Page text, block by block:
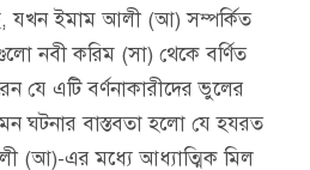
যখন ইমাম আলী (আ) সম্পর্কিত
নবী করিম (সা) থেকে বর্ণিত
যে এটি বর্ণনাকারীদের ভুলের
ঘটনার বাস্তবতা হলো যে হযরত
(আ)-এর মধ্যে আধ্যাত্মিক মিল